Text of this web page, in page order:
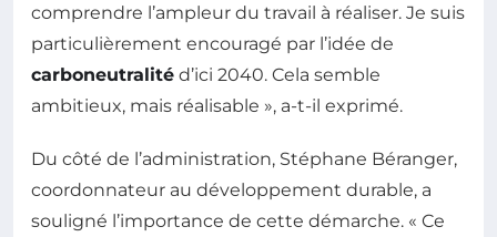
comprendre l’ampleur du travail à réaliser. Je suis
particulièrement encouragé par l’idée de
carboneutralité d’ici 2040. Cela semble
ambitieux, mais réalisable », a-t-il exprimé.
Du côté de l’administration, Stéphane Béranger,
coordonnateur au développement durable, a
souligné l’importance de cette démarche. « Ce